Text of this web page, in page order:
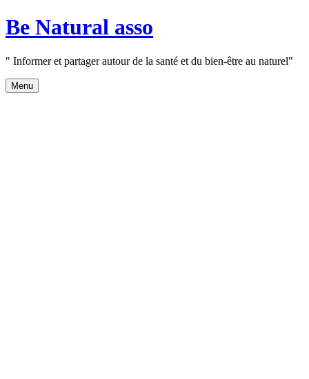
Aller
au
Be Natural asso
" Informer et partager autour de la santé et du bien-être au naturel"
Menu